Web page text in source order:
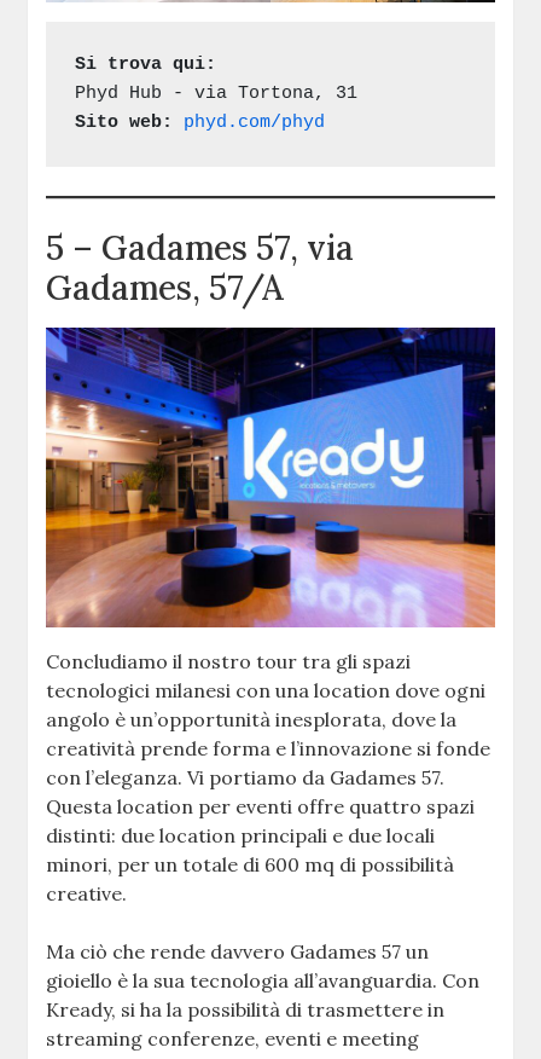
Si trova qui:
Phyd Hub - via Tortona, 31
Sito web:
phyd.com/phyd
5 – Gadames 57, via
Gadames, 57/A
Concludiamo il nostro tour tra gli spazi
tecnologici milanesi con una location dove ogni
angolo è un’opportunità inesplorata, dove la
creatività prende forma e l’innovazione si fonde
con l’eleganza. Vi portiamo da Gadames 57.
Questa location per eventi offre quattro spazi
distinti: due location principali e due locali
minori, per un totale di 600 mq di possibilità
creative.
Ma ciò che rende davvero Gadames 57 un
gioiello è la sua tecnologia all’avanguardia. Con
Kready, si ha la possibilità di trasmettere in
streaming conferenze, eventi e meeting